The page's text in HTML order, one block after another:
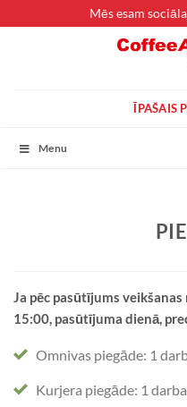
to
Mēs esam
ĪPAŠAIS
Menu
Ja pēc pasūtījums
15:00, pasūtījuma dienā,
Omnivas piegāde: 1
Kurjera piegāde: 1